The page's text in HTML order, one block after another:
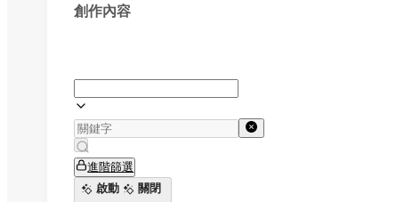
創作內容
進階篩選
啟動
關閉